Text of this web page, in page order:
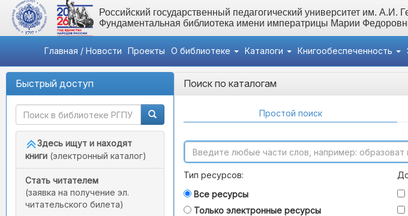
Российский государственный педагогический университет им. А.И.
Фундаментальная библиотека имени императрицы Марии
Главная / Новости Проекты О библиотеке Каталоги Книгообеспеченность
Быстрый доступ
Здесь ищут и находят
книги (электронный каталог)
Стать читателем
(заявка на получение эл.
читательского билета)
Поиск по каталогам
Простой поиск
Тип ресурсов:
Все ресурсы
Только электронные ресурсы